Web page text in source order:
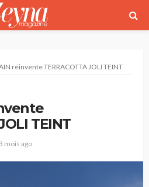
réinvente TERRACOTTA JOLI TEINT
TEINT
mois ago